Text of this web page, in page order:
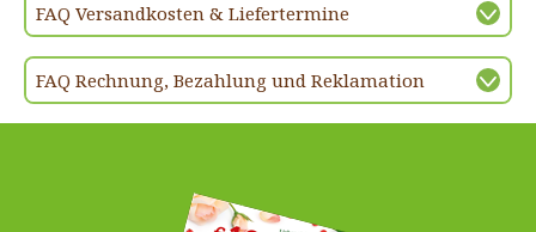
FAQ Versandkosten & Liefertermine
FAQ Rechnung, Bezahlung und Reklamation